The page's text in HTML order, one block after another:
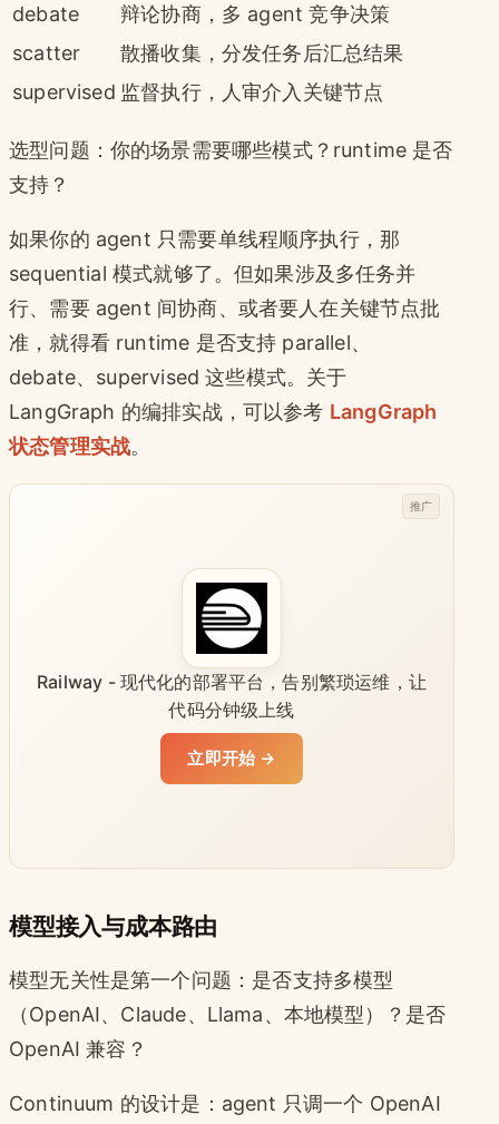
debate
辩论协商，多 agent 竞争决策
scatter
散播收集，分发任务后汇总结果
supervised 监督执行，人审介入关键节点
选型问题：你的场景需要哪些模式？runtime 是否
支持？
如果你的 agent 只需要单线程顺序执行，那
sequential 模式就够了。但如果涉及多任务并
行、需要 agent 间协商、或者要人在关键节点批
准，就得看 runtime 是否支持 parallel、
debate、supervised 这些模式。关于
LangGraph 的编排实战，可以参考 LangGraph
状态管理实战。
Railway - 现代化的部署平台，告别繁琐运维，让
代码分钟级上线
立即开始 →
推广
模型接入与成本路由
模型无关性是第一个问题：是否支持多模型
（OpenAI、Claude、Llama、本地模型）？是否
OpenAI 兼容？
Continuum 的设计是：agent 只调一个 OpenAI